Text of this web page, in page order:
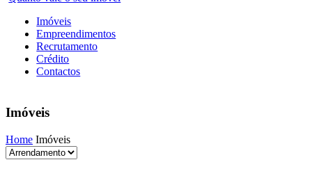
Imóveis
Empreendimentos
Recrutamento
Crédito
Contactos
Imóveis
Home Imóveis